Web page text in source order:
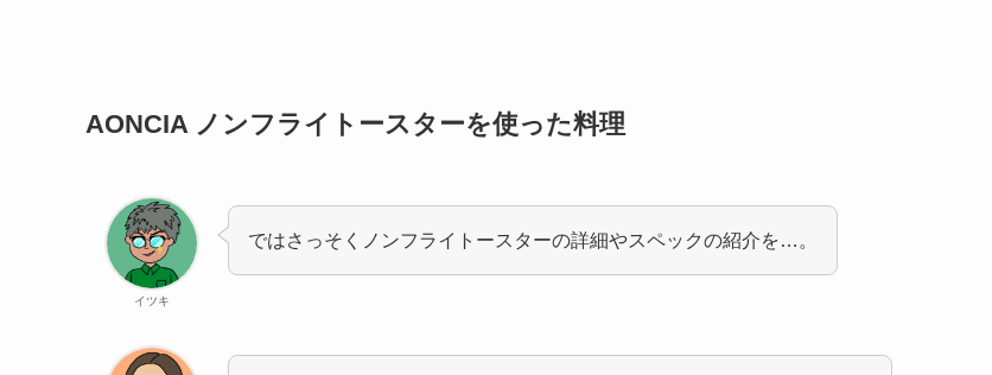
AONCIA ノンフライトースターを使った料理
イツキ
ではさっそくノンフライトースターの詳細やスペックの紹介を…。